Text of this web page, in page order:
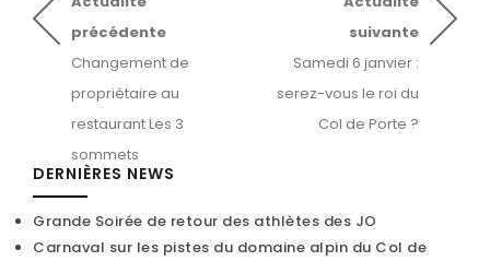
précédente
Changement de
propriétaire au
restaurant Les 3
sommets
suivante
Samedi 6 janvier :
serez-vous le roi du
Col de Porte ?
DERNIÈRES NEWS
Grande Soirée de retour des athlètes des JO
Carnaval sur les pistes du domaine alpin du Col de